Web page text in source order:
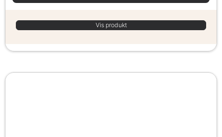
Vis produkt